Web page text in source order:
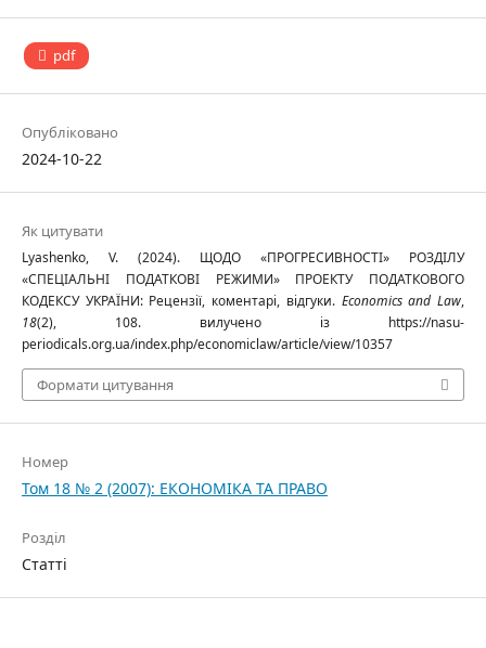
pdf
Опубліковано
2024-10-22
Як цитувати
Lyashenko, V. (2024). ЩОДО «ПРОГРЕСИВНОСТІ» РОЗДІЛУ
«СПЕЦІАЛЬНІ ПОДАТКОВІ РЕЖИМИ» ПРОЕКТУ ПОДАТКОВОГО
КОДЕКСУ УКРАЇНИ: Рецензії, коментарі, відгуки. Economics and Law,
18(2), 108. вилучено із https://nasu-
periodicals.org.ua/index.php/economiclaw/article/view/10357
Формати цитування
Номер
Том 18 № 2 (2007): ЕКОНОМІКА ТА ПРАВО
Розділ
Статті